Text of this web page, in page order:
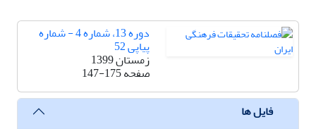
دوره 13، شماره 4 - شماره
پیاپی 52
زمستان 1399
صفحه147-175
فایل ها